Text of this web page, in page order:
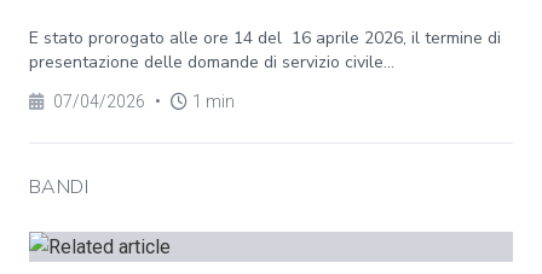
E stato prorogato alle ore 14 del 16 aprile 2026, il termine di
presentazione delle domande di servizio civile...
07/04/2026 • 1 min
BANDI